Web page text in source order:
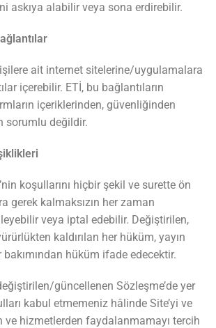
askıya alabilir veya sona erdirebilir.
ait internet sitelerine/uygulamalara
içerebilir. ETİ, bu bağlantıların
içeriklerinden, güvenliğinden
sorumlu değildir.
koşullarını hiçbir şekil ve surette ön
gerek kalmaksızın her zaman
veya iptal edebilir. Değiştirilen,
kaldırılan her hüküm, yayın
hüküm ifade edecektir.
güncellenen Sözleşme’de yer
kabul etmemeniz hâlinde Site’yi ve
ve hizmetlerden faydalanmamayı tercih